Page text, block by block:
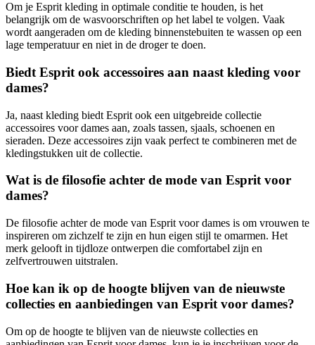
Om je Esprit kleding in optimale conditie te houden, is het
belangrijk om de wasvoorschriften op het label te volgen. Vaak
wordt aangeraden om de kleding binnenstebuiten te wassen op een
lage temperatuur en niet in de droger te doen.
Biedt Esprit ook accessoires aan naast kleding voor
dames?
Ja, naast kleding biedt Esprit ook een uitgebreide collectie
accessoires voor dames aan, zoals tassen, sjaals, schoenen en
sieraden. Deze accessoires zijn vaak perfect te combineren met de
kledingstukken uit de collectie.
Wat is de filosofie achter de mode van Esprit voor
dames?
De filosofie achter de mode van Esprit voor dames is om vrouwen te
inspireren om zichzelf te zijn en hun eigen stijl te omarmen. Het
merk gelooft in tijdloze ontwerpen die comfortabel zijn en
zelfvertrouwen uitstralen.
Hoe kan ik op de hoogte blijven van de nieuwste
collecties en aanbiedingen van Esprit voor dames?
Om op de hoogte te blijven van de nieuwste collecties en